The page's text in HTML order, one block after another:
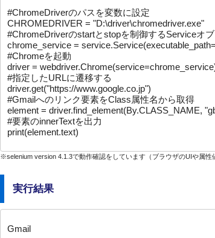
#ChromeDriverのパスを変数に設定
CHROMEDRIVER = "D:\driver\chromedriver.exe"
#ChromeDriverのstartとstopを制御するServiceオ
chrome_service =
#Chromeを起動
driver =
#指定したURLに遷移する
driver.get("https://www.google.co.jp")
#Gmailへのリンク要素をClass属性名から取得
element = driver.find_element(By.CLASS_NAME,
#要素のinnerTextを出力
print(element.text)
※selenium version 4.1.3で動作確認をしています（ブラウザのUIや属性
実行結果
Gmail